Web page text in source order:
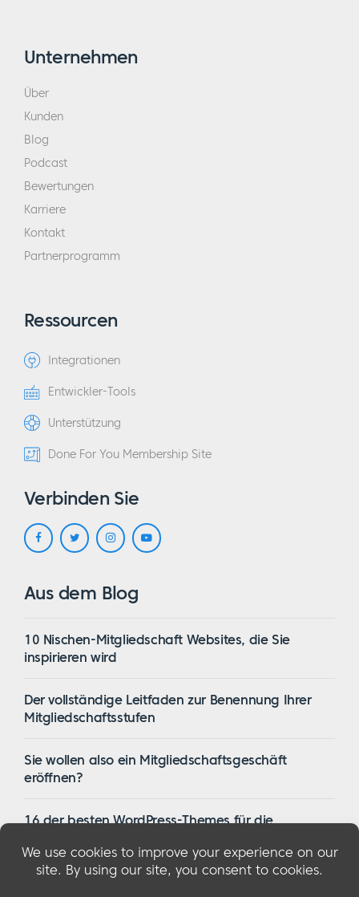
Unternehmen
Über
Kunden
Blog
Podcast
Bewertungen
Karriere
Kontakt
Partnerprogramm
Ressourcen
Integrationen
Entwickler-Tools
Unterstützung
Done For You Membership Site
Verbinden Sie
Aus dem Blog
10 Nischen-Mitgliedschaft Websites, die Sie
inspirieren wird
Der vollständige Leitfaden zur Benennung Ihrer
Mitgliedschaftsstufen
Sie wollen also ein Mitgliedschaftsgeschäft
eröffnen?
16 der besten WordPress-Themes für die